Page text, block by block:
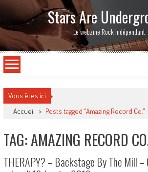
Stars Are
Le webzine Rock Indépendant
Vous êtes ici
Accueil > Posts tagged "Amazing Record Co."
TAG: AMAZING RECORD
THERAPY? – Backstage By The Mill –